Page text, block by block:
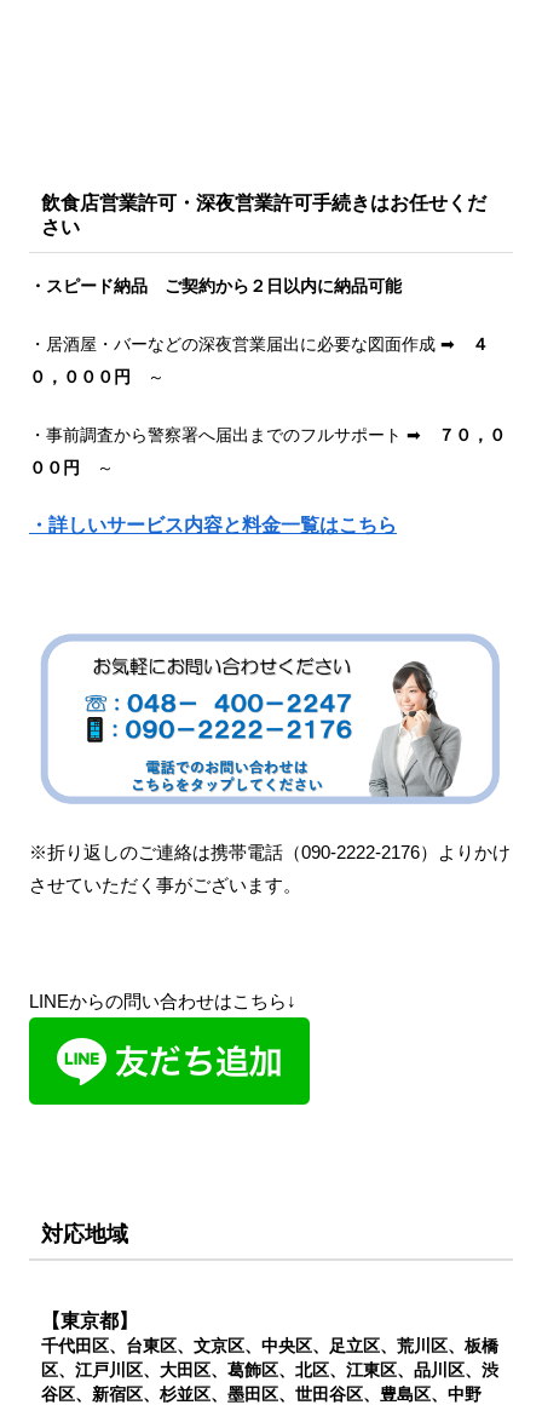
飲食店営業許可・深夜営業許可手続きはお任せくだ
さい
・スピード納品 ご契約から２日以内に納品可能
・居酒屋・バーなどの深夜営業届出に必要な図面作成 ➡
４
０，０００円 ～
・事前調査から警察署へ届出までのフルサポート ➡
７０，０
００円
～
・詳しいサービス内容と料金一覧はこちら
※折り返しのご連絡は携帯電話（090-2222-2176）よりかけ
させていただく事がございます。
LINEからの問い合わせはこちら↓
対応地域
【東京都】
千代田区、台東区、文京区、中央区、足立区、荒川区、板橋
区、江戸川区、大田区、葛飾区、北区、江東区、品川区、渋
谷区、新宿区、杉並区、墨田区、世田谷区、豊島区、中野